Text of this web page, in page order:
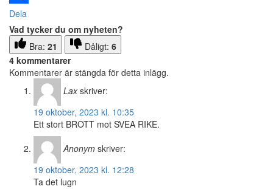
Dela
Vad tycker du om nyheten?
Bra: 21 Dåligt: 6
4 kommentarer
Kommentarer är stängda för detta inlägg.
Lax skriver:
19 oktober, 2023 kl. 10:35
Ett stort BROTT mot SVEA RIKE.
Anonym skriver:
19 oktober, 2023 kl. 12:28
Ta det lugn